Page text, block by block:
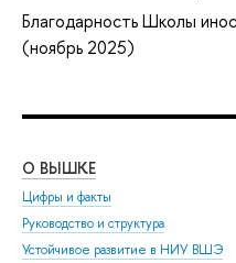
Благодарность Школы
(ноябрь 2025)
О ВЫШКЕ
Цифры и факты
Руководство и структура
Устойчивое развитие в НИУ ВШЭ